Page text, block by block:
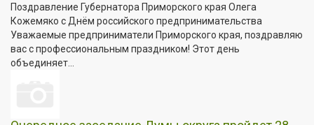
Поздравление Губернатора Приморского края Олега
Кожемяко с Днём российского предпринимательства
Уважаемые предприниматели Приморского края, поздравляю
вас с профессиональным праздником! Этот день
объединяет...